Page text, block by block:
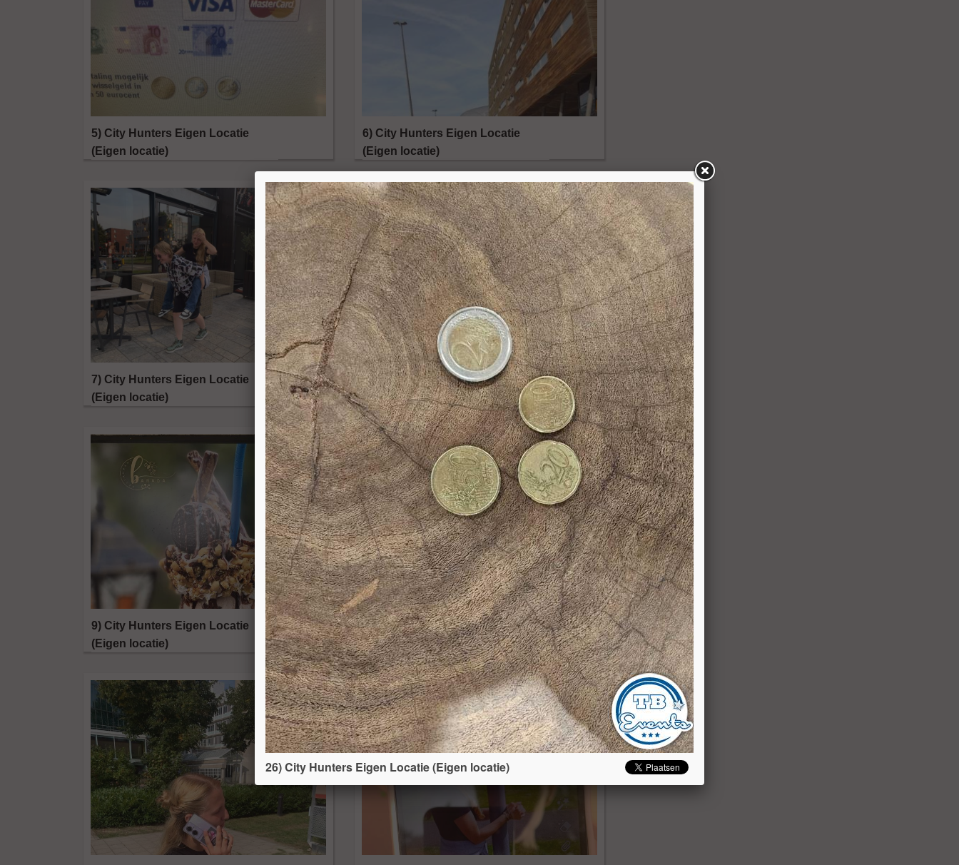
5) City Hunters Eigen Locatie
(Eigen locatie)
6) City Hunters Eigen Locatie
(Eigen locatie)
7) City Hunters Eigen Locatie
(Eigen locatie)
8) City Hunters Eigen Locatie
(Eigen locatie)
9) City Hunters Eigen Locatie
(Eigen locatie)
10) City Hunters Eigen Locatie
(Eigen locatie)
26) City Hunters Eigen Locatie (Eigen locatie)